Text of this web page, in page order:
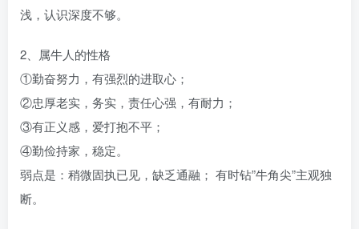
浅，认识深度不够。
2、属牛人的性格
①勤奋努力，有强烈的进取心；
②忠厚老实，务实，责任心强，有耐力；
③有正义感，爱打抱不平；
④勤俭持家，稳定。
弱点是：稍微固执已见，缺乏通融； 有时钻”牛角尖”主观独
断。